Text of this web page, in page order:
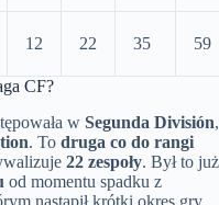
12 22 35 59
CF?
w Segunda División,
. To druga co do rangi
22 zespoły. Był to już
od momentu spadku z
nastąpił krótki okres gry